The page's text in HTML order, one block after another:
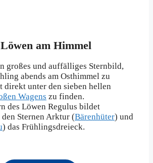
am Himmel
großes und auffälliges Sternbild,
abends am Osthimmel zu
direkt unter den sieben hellen
Wagens zu finden.
des Löwen Regulus bildet
Sternen Arktur (Bärenhüter) und
) das Frühlingsdreieck.